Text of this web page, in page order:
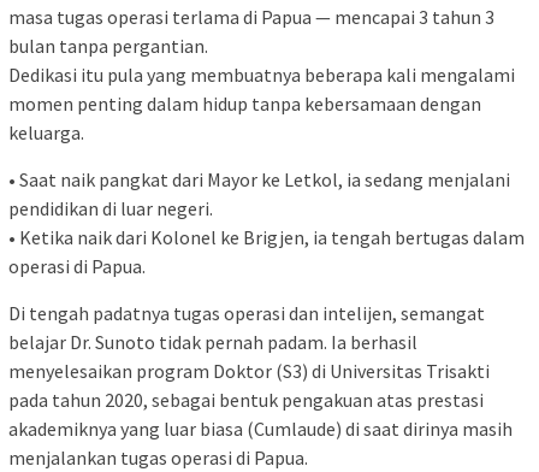
masa tugas operasi terlama di Papua — mencapai 3 tahun 3
bulan tanpa pergantian.
Dedikasi itu pula yang membuatnya beberapa kali mengalami
momen penting dalam hidup tanpa kebersamaan dengan
keluarga.
• Saat naik pangkat dari Mayor ke Letkol, ia sedang menjalani
pendidikan di luar negeri.
• Ketika naik dari Kolonel ke Brigjen, ia tengah bertugas dalam
operasi di Papua.
Di tengah padatnya tugas operasi dan intelijen, semangat
belajar Dr. Sunoto tidak pernah padam. Ia berhasil
menyelesaikan program Doktor (S3) di Universitas Trisakti
pada tahun 2020, sebagai bentuk pengakuan atas prestasi
akademiknya yang luar biasa (Cumlaude) di saat dirinya masih
menjalankan tugas operasi di Papua.